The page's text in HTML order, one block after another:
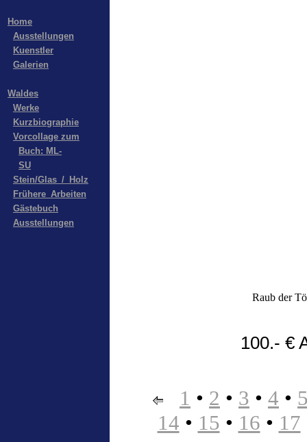
Home
Ausstellungen
Kuenstler
Galerien
Waldes
Werke
Kurzbiographie
Vorcollage zum
Buch: ML-
SU
Stein/Glas_/_Holz
Frühere_Arbeiten
Gästebuch
Ausstellungen
Raub der
100.- €
1 • 2 • 3 • 4 •
14 • 15 • 16 • 17